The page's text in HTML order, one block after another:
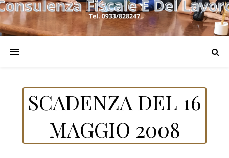
SCADENZA DEL 16
MAGGIO 2008